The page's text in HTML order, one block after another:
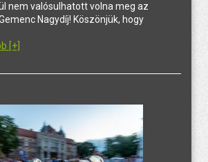
nem valósulhatott volna meg az
Nagydíj! Köszönjük, hogy
[+]